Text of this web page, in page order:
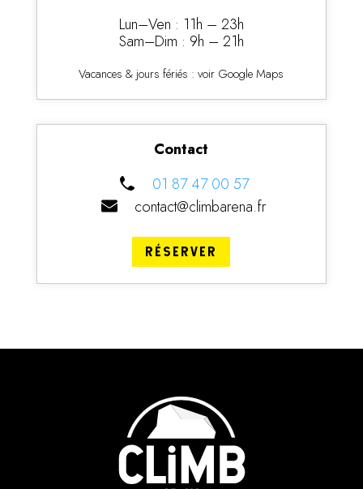
Lun–Ven : 11h – 23h
Sam–Dim : 9h – 21h
Vacances & jours fériés : voir Google Maps
Contact
01 87 47 00 57
contact@climbarena.fr
RÉSERVER